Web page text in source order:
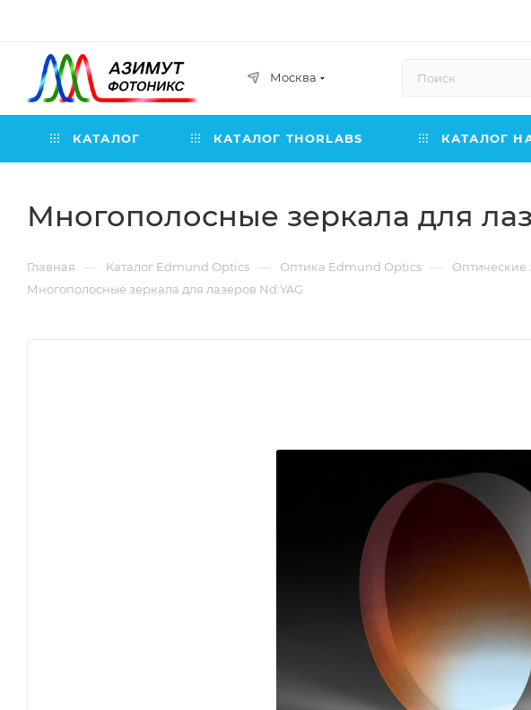
Москва
КАТАЛОГ КАТАЛОГ THORLABS КАТАЛОГ
Многополосные зеркала для
Главная — Каталог Edmund Optics — Оптика Edmund Optics — Оптические
Многополосные зеркала для лазеров Nd:YAG